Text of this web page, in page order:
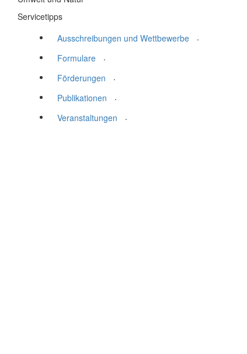
Servicetipps
Ausschreibungen und Wettbewerbe
.
Formulare
.
Förderungen
.
Publikationen
.
Veranstaltungen
.